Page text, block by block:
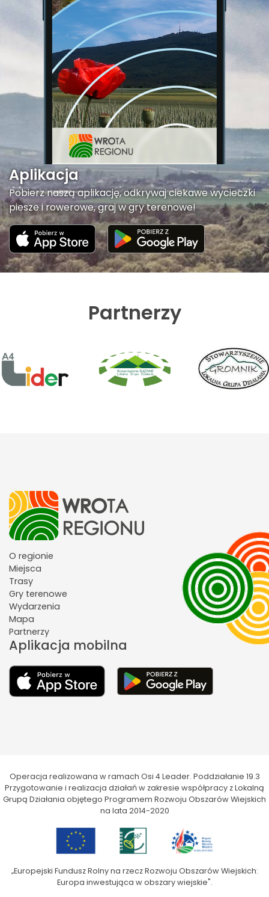
Aplikacja
Pobierz naszą aplikację, odkrywaj ciekawe wycieczki
piesze i rowerowe, graj w gry terenowe!
Partnerzy
O regionie
Miejsca
Trasy
Gry terenowe
Wydarzenia
Mapa
Partnerzy
Aplikacja mobilna
Operacja realizowana w ramach Osi 4 Leader. Poddziałanie 19.3
Przygotowanie i realizacja działań w zakresie współpracy z Lokalną
Grupą Działania objętego Programem Rozwoju Obszarów Wiejskich
na lata 2014-2020
„Europejski Fundusz Rolny na rzecz Rozwoju Obszarów Wiejskich:
Europa inwestująca w obszary wiejskie".